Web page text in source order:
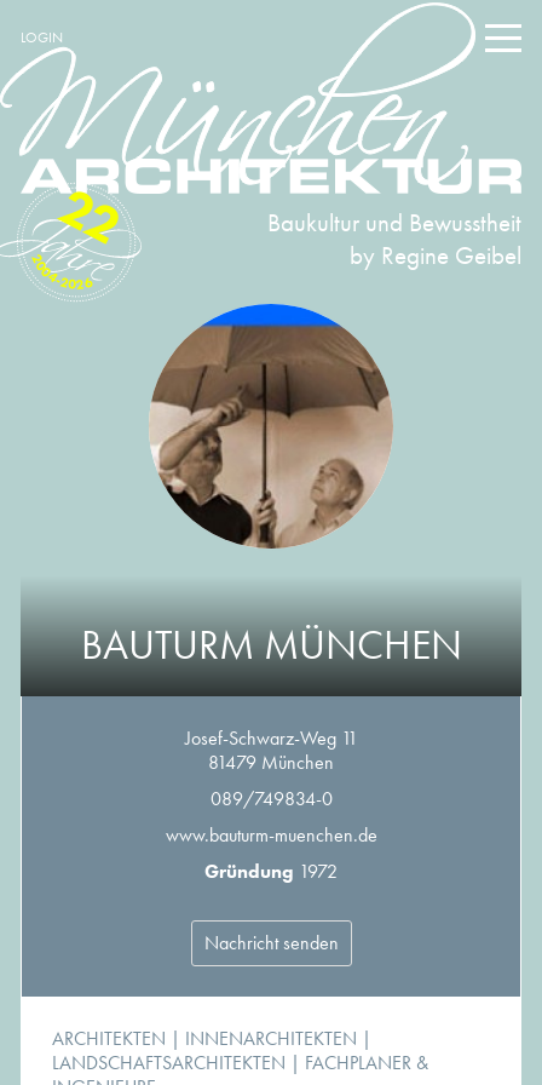
LOGIN
Baukultur und Bewusstheit
by Regine Geibel
2004-2026
22
BAUTURM MÜNCHEN
Josef-Schwarz-Weg 11
81479 München
089/749834-0
www.bauturm-muenchen.de
Gründung 1972
Nachricht senden
ARCHITEKTEN | INNENARCHITEKTEN |
LANDSCHAFTSARCHITEKTEN | FACHPLANER &